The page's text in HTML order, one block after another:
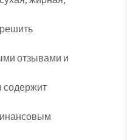
отзывами и
содержит